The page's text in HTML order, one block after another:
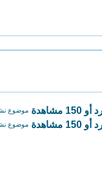
موضوع
موضوع